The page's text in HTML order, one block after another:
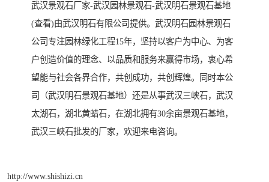
武汉景观石厂家-武汉园林景观石-武汉明石景观石基地
(查看)由武汉明石有限公司提供。武汉明石园林景观石
公司专注园林绿化工程15年，坚持以客户为中心、为客
户创造价值的理念、以品质和服务来赢得市场，衷心希
望能与社会各界合作，共创成功，共创辉煌。同时本公
司（武汉明石景观石基地）还是从事武汉三峡石，武汉
太湖石，湖北黄蜡石，在湖北拥有30余亩景观石基地，
武汉三峡石批发的厂家，欢迎来电咨询。
http://www.shishizi.cn